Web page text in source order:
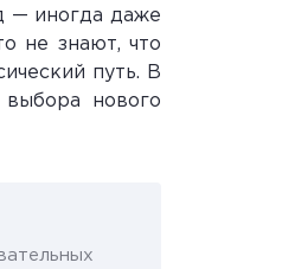
— иногда даже
не знают, что
путь. В
нового